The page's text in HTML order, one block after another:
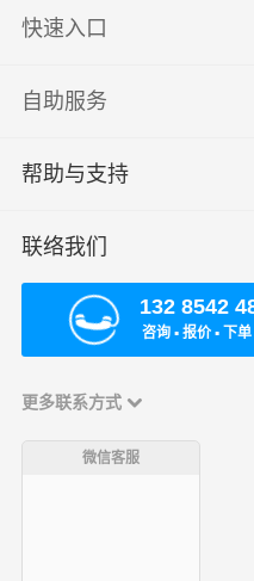
快速入口
自助服务
帮助与支持
联络我们
132 8542
咨询 ▪ 报价 ▪ 下单
更多联系方式
微信客服